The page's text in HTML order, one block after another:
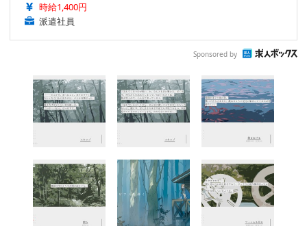
時給1,400円
派遣社員
Sponsored by